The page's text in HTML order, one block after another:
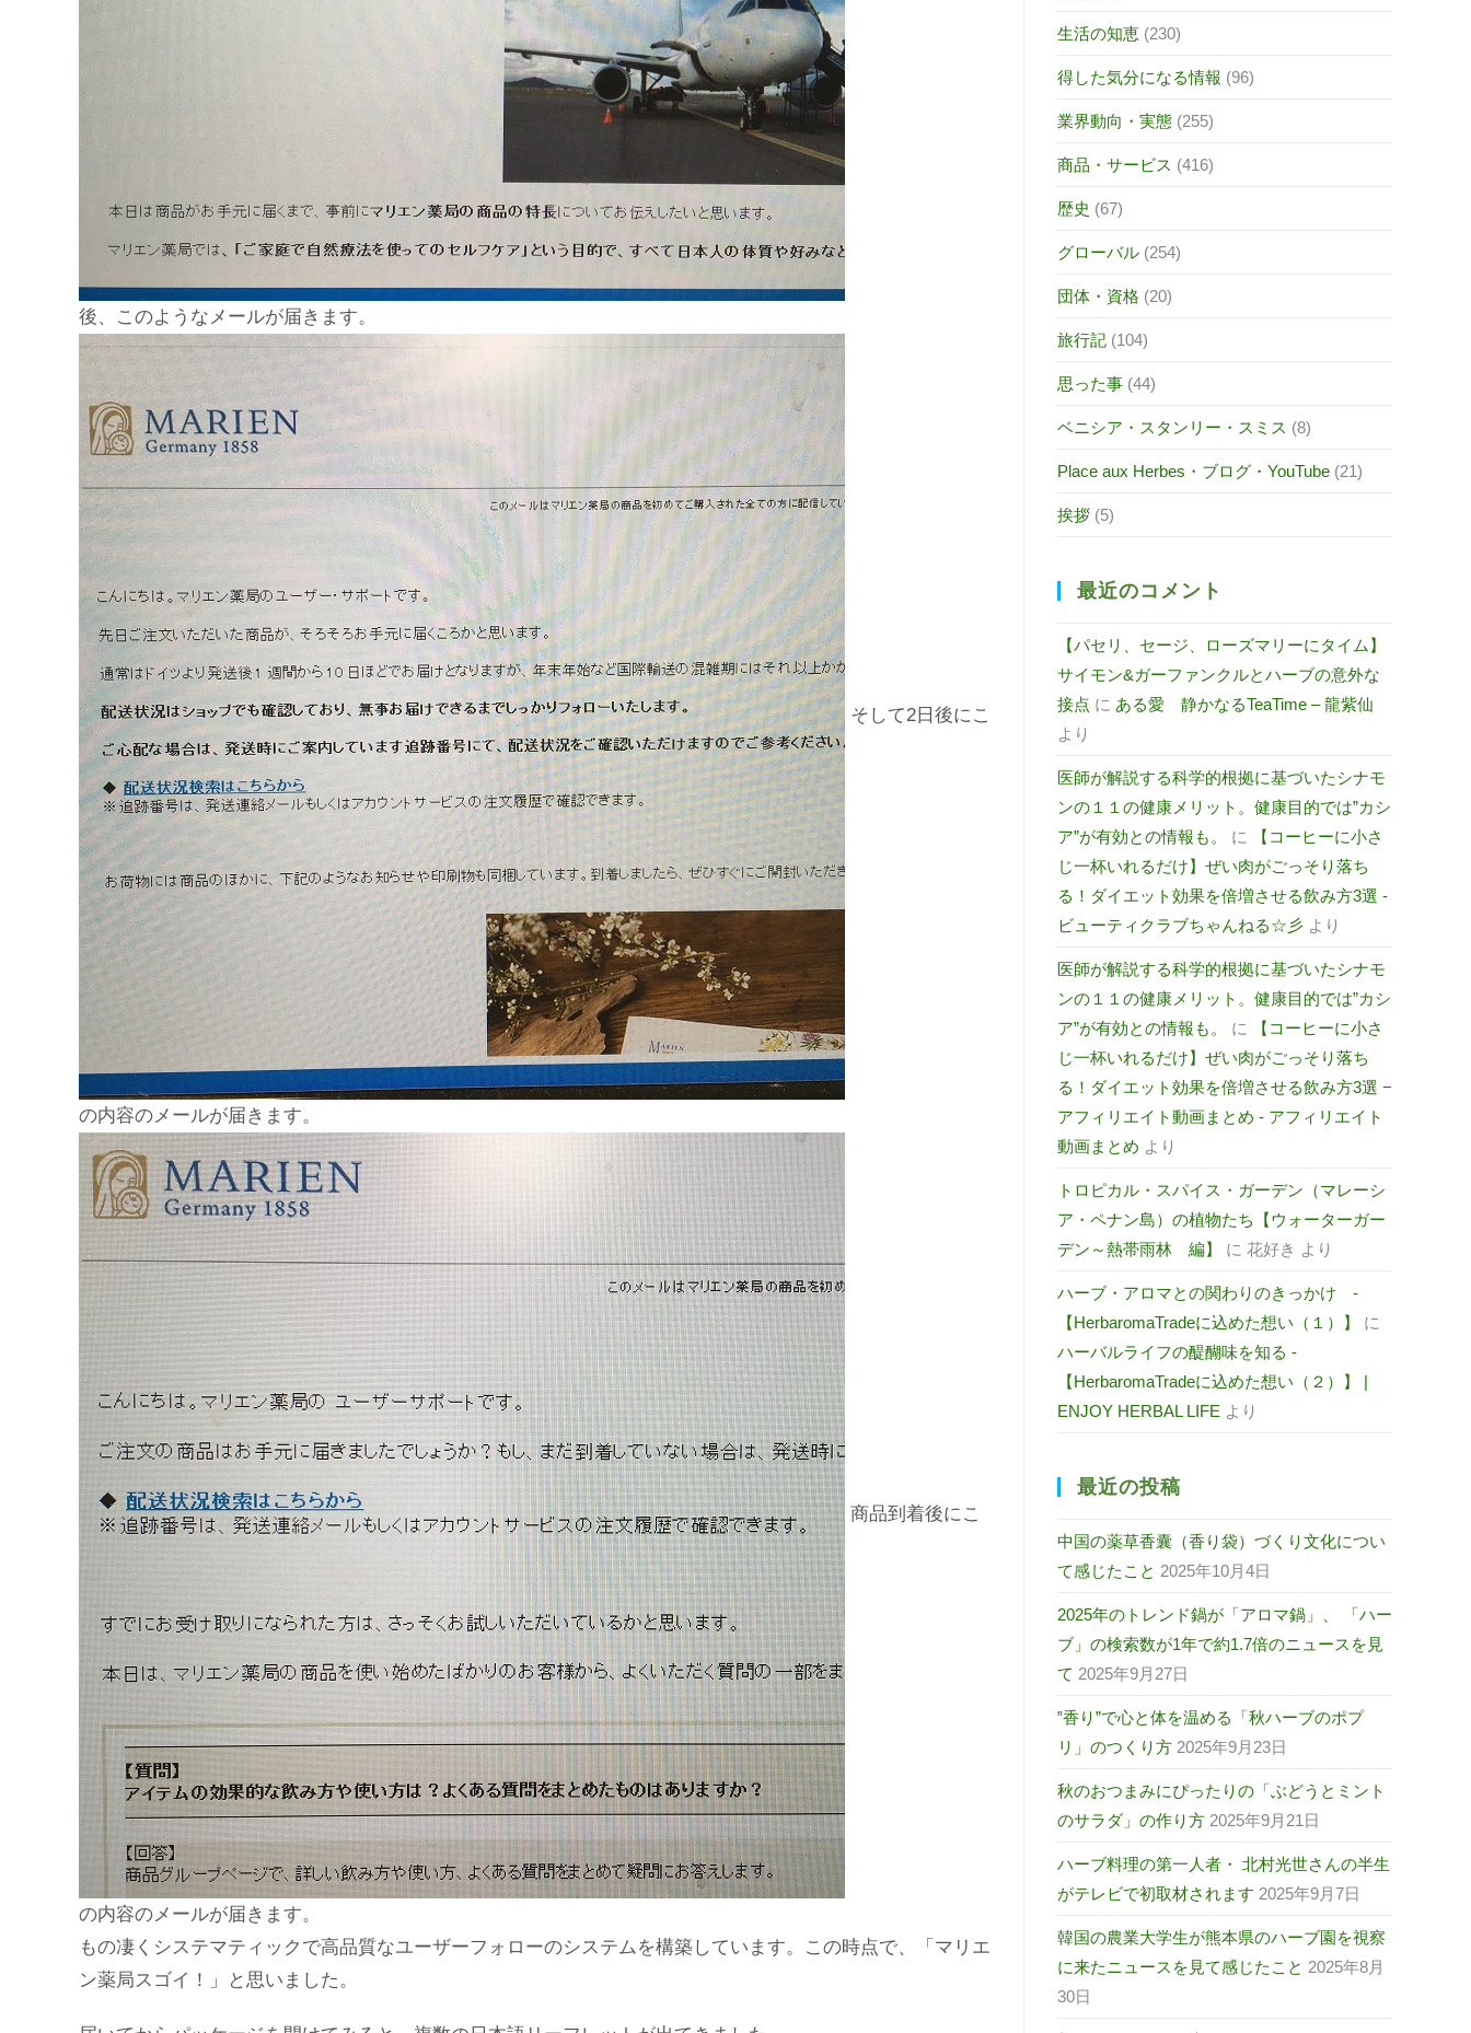
後、このようなメールが届きます。
そして2日後にこ
の内容のメールが届きます。
商品到着後にこ
の内容のメールが届きます。
もの凄くシステマティックで高品質なユーザーフォローのシステムを構築しています。この時点で、「マリエ
ン薬局スゴイ！」と思いました。
生活の知恵 (230)
得した気分になる情報 (96)
業界動向・実態 (255)
商品・サービス (416)
歴史 (67)
グローバル (254)
団体・資格 (20)
旅行記 (104)
思った事 (44)
ベニシア・スタンリー・スミス (8)
Place aux Herbes・ブログ・YouTube (21)
挨拶 (5)
最近のコメント
【パセリ、セージ、ローズマリーにタイム】
サイモン&ガーファンクルとハーブの意外な
接点 に ある愛 静かなるTeaTime – 龍紫仙
より
医師が解説する科学的根拠に基づいたシナモ
ンの１１の健康メリット。健康目的では”カシ
ア”が有効との情報も。
に
【コーヒーに小さ
じ一杯いれるだけ】ぜい肉がごっそり落ち
る！ダイエット効果を倍増させる飲み方3選 -
ビューティクラブちゃんねる☆彡 より
医師が解説する科学的根拠に基づいたシナモ
ンの１１の健康メリット。健康目的では”カシ
ア”が有効との情報も。
に
【コーヒーに小さ
じ一杯いれるだけ】ぜい肉がごっそり落ち
る！ダイエット効果を倍増させる飲み方3選 −
アフィリエイト動画まとめ - アフィリエイト
動画まとめ より
トロピカル・スパイス・ガーデン（マレーシ
ア・ペナン島）の植物たち【ウォーターガー
デン～熱帯雨林 編】
に 花好き より
ハーブ・アロマとの関わりのきっかけ -
【HerbaromaTradeに込めた想い（１）】
に
ハーバルライフの醍醐味を知る -
【HerbaromaTradeに込めた想い（２）】 |
ENJOY HERBAL LIFE より
最近の投稿
中国の薬草香囊（香り袋）づくり文化につい
て感じたこと 2025年10月4日
2025年のトレンド鍋が「アロマ鍋」、 「ハー
ブ」の検索数が1年で約1.7倍のニュースを見
て 2025年9月27日
‟香り”で心と体を温める「秋ハーブのポプ
リ」のつくり方 2025年9月23日
秋のおつまみにぴったりの「ぶどうとミント
のサラダ」の作り方 2025年9月21日
ハーブ料理の第一人者・ 北村光世さんの半生
がテレビで初取材されます 2025年9月7日
韓国の農業大学生が熊本県のハーブ園を視察
に来たニュースを見て感じたこと 2025年8月
30日